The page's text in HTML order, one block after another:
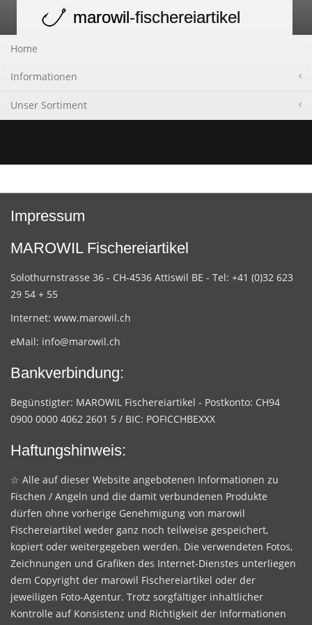
navigation
marowil-fischereiartikel
Home
Informationen
Unser Sortiment
Impressum
MAROWIL Fischereiartikel
Solothurnstrasse 36 - CH-4536 Attiswil BE - Tel: +41 (0)32 623
29 54 + 55
Internet: www.marowil.ch
eMail: info@marowil.ch
Bankverbindung:
Begünstigter: MAROWIL Fischereiartikel - Postkonto: CH94
0900 0000 4062 2601 5 / BIC: POFICCHBEXXX
Haftungshinweis:
☆ Alle auf dieser Website angebotenen Informationen zu
Fischen / Angeln und die damit verbundenen Produkte
dürfen ohne vorherige Genehmigung von marowil
Fischereiartikel weder ganz noch teilweise gespeichert,
kopiert oder weitergegeben werden. Die verwendeten Fotos,
Zeichnungen und Grafiken des Internet-Dienstes unterliegen
dem Copyright der marowil Fischereiartikel oder der
jeweiligen Foto-Agentur. Trotz sorgfältiger inhaltlicher
Kontrolle auf Konsistenz und Richtigkeit der Informationen